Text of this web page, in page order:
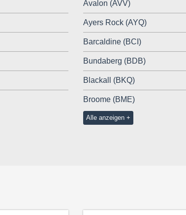
Avalon (AVV)
Ayers Rock (AYQ)
Barcaldine (BCI)
Bundaberg (BDB)
Blackall (BKQ)
Broome (BME)
Alle anzeigen